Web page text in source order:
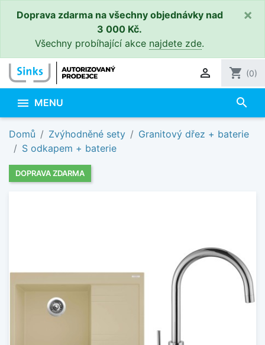
Doprava zdarma na všechny objednávky nad
3 000 Kč.
Všechny probíhající akce najdete zde.
×
 shopping_cart (0)
 MENU search
Domů Zvýhodněné sety
Granitový dřez + baterie
S odkapem + baterie
DOPRAVA ZDARMA